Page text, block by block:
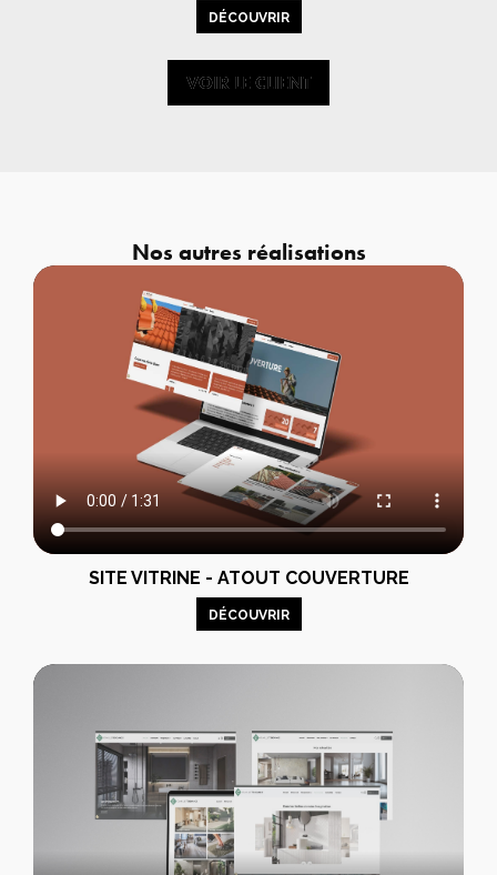
DÉCOUVRIR
VOIR LE CLIENT
VOIR LE CLIENT
Nos autres réalisations
SITE VITRINE - ATOUT COUVERTURE
DÉCOUVRIR